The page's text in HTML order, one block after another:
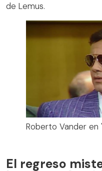
de Lemus.
Roberto Vander en
El regreso